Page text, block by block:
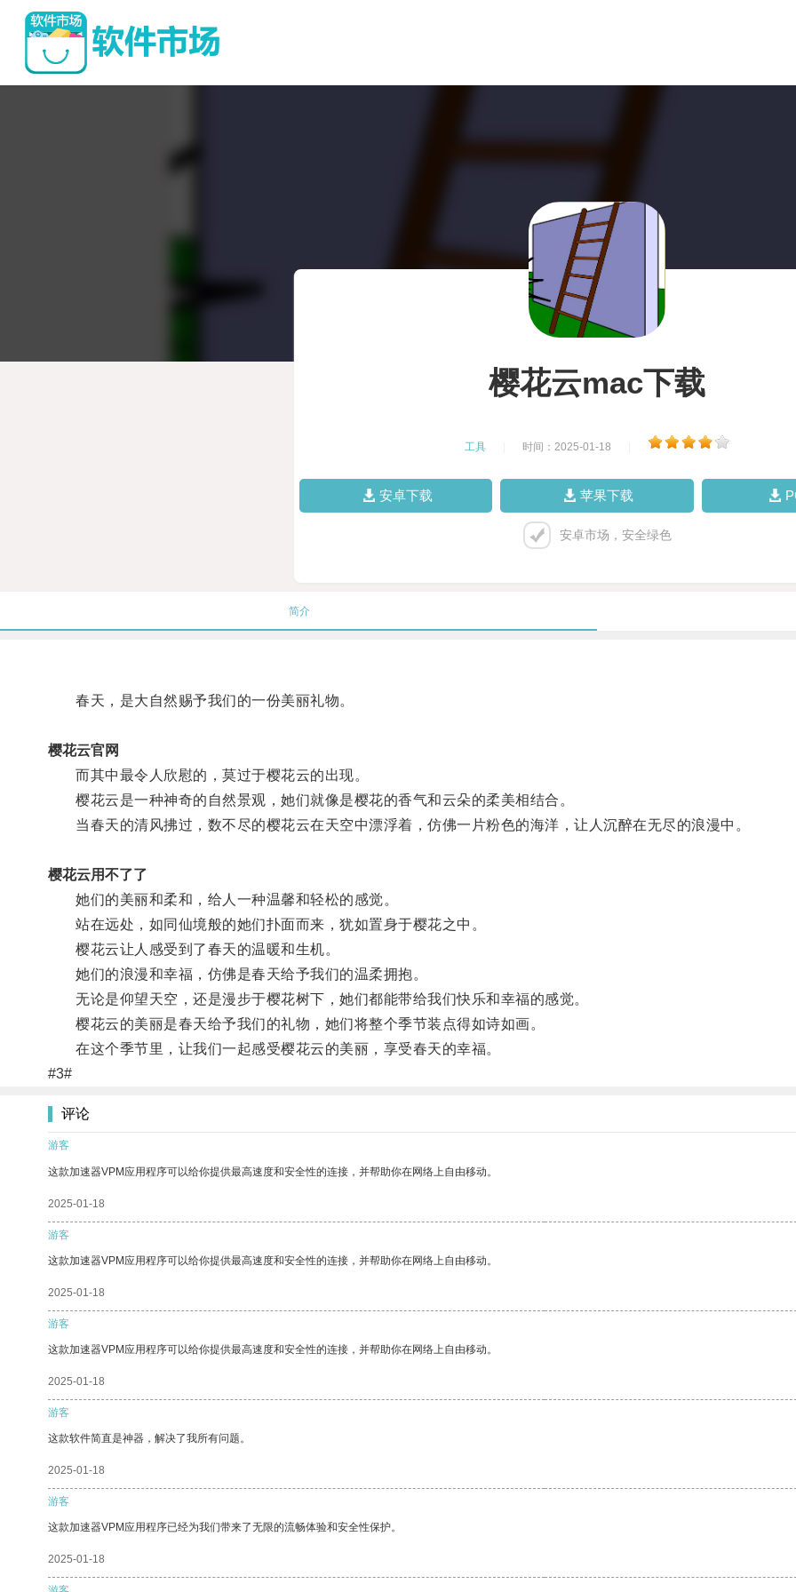
樱花云mac下载
工具 时间：2025-01-18
安卓下载 苹果下载
安卓市场，安全绿色
简介
春天，是大自然赐予我们的一份美丽礼物。
樱花云官网
而其中最令人欣慰的，莫过于樱花云的出现。
樱花云是一种神奇的自然景观，她们就像是樱花的香气和云朵的柔美相结合。
当春天的清风拂过，数不尽的樱花云在天空中漂浮着，仿佛一片粉色的海洋，让人沉醉在无尽的浪漫中。
樱花云用不了了
她们的美丽和柔和，给人一种温馨和轻松的感觉。
站在远处，如同仙境般的她们扑面而来，犹如置身于樱花之中。
樱花云让人感受到了春天的温暖和生机。
她们的浪漫和幸福，仿佛是春天给予我们的温柔拥抱。
无论是仰望天空，还是漫步于樱花树下，她们都能带给我们快乐和幸福的感觉。
樱花云的美丽是春天给予我们的礼物，她们将整个季节装点得如诗如画。
在这个季节里，让我们一起感受樱花云的美丽，享受春天的幸福。
#3#
评论
游客
这款加速器VPM应用程序可以给你提供最高速度和安全性的连接，并帮助你在网络上自由移动。
2025-01-18
游客
这款加速器VPM应用程序可以给你提供最高速度和安全性的连接，并帮助你在网络上自由移动。
2025-01-18
游客
这款加速器VPM应用程序可以给你提供最高速度和安全性的连接，并帮助你在网络上自由移动。
2025-01-18
游客
这款软件简直是神器，解决了我所有问题。
2025-01-18
游客
这款加速器VPM应用程序已经为我们带来了无限的流畅体验和安全性保护。
2025-01-18